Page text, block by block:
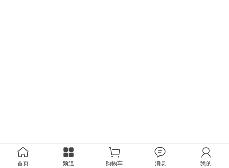
首页 频道 购物车 消息 我的